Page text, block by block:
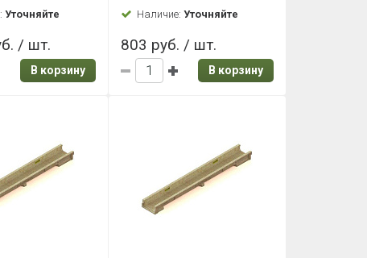
Уточняйте
/ шт.
В корзину
Наличие: Уточняйте
803 руб. / шт.
В корзину